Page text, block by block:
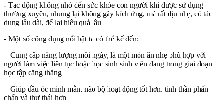
- Tác động không nhỏ đến sức khỏe con người khi được sử dụng
thường xuyên, nhưng lại không gây kích ứng, mà rất dịu nhẹ, có tác
dụng lâu dài, để lại hiệu quả lâu
- Một số công dụng nổi bật ta có thể kể đến:
+ Cung cấp năng lượng mối ngày, là một món ăn nhẹ phù hợp với
người làm việc liên tục hoặc học sinh sinh viên đang trong giai đoạn
học tập căng thẳng
+ Giúp đầu óc minh mẫn, não bộ hoạt động tốt hơn, tinh thần phấn
chấn và thư thái hơn